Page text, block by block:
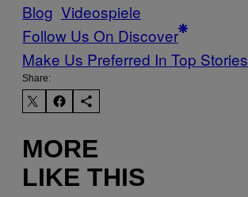
Blog Videospiele
Follow Us On Discover
Make Us Preferred In Top Stories
Share:
MORE
LIKE THIS